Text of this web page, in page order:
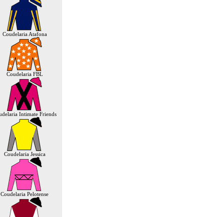
Coudelaria Atafona
Coudelaria FBL
Intimate Friends
Coudelaria Jessica
Coudelaria Pelotense